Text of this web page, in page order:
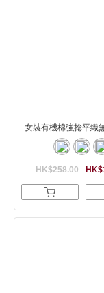
女裝有機棉強捻平織
HK$258.00